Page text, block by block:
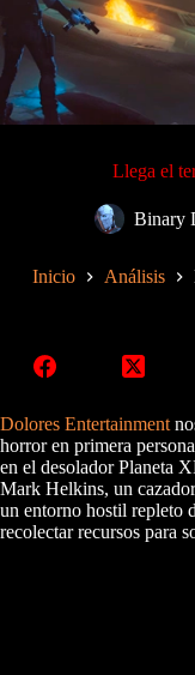
Llega el
Binary
Inicio Análisis
Dolores Entertainment
horror en primera
en el desolador Planeta
Mark Helkins, un
un entorno hostil repleto
recolectar recursos para